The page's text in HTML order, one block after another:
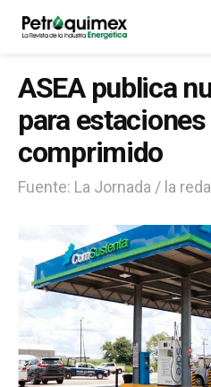
ASEA publica
para
comprimido
Fuente: La Jornada / la